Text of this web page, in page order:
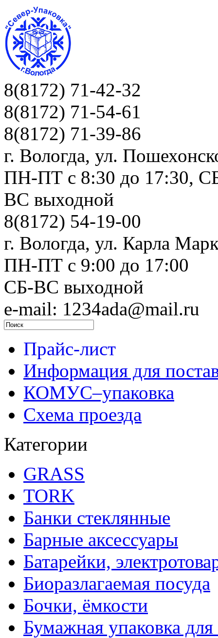
8(8172) 71-42-32
8(8172) 71-54-61
8(8172) 71-39-86
г. Вологда, ул.
ПН-ПТ c 8:30 до 17:30,
ВС выходной
8(8172) 54-19-00
г. Вологда, ул. Карла
ПН-ПТ c 9:00 до 17:00
СБ-ВС выходной
e-mail: 1234ada@mail.ru
Прайс-лист
Информация для
КОМУС–упаковка
Схема проезда
Категории
GRASS
TORK
Банки стеклянные
Барные аксессуары
Батарейки,
Биоразлагаемая посуда
Бочки, ёмкости
Бумажная упаковка